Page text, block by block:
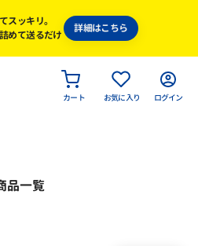
スッキリ。
めて送るだけ
詳細はこちら
カート お気に入り ログイン
品一覧